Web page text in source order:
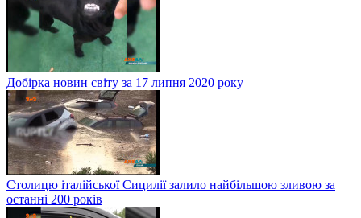
Добірка новин світу за 17 липня 2020 року
Столицю італійської Сицилії залило найбільшою зливою за
останні 200 років